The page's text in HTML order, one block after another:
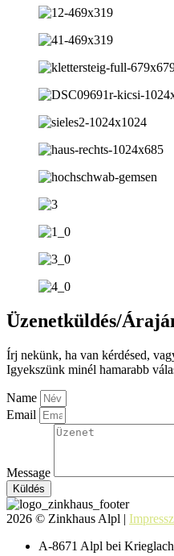
Üzenetküldés/
Írj nekünk, ha van kérdésed,
Igyekszünk minél hamarabb
Name
Email
Message
Küldés
2026 © Zinkhaus Alpl |
A-8671 Alpl bei